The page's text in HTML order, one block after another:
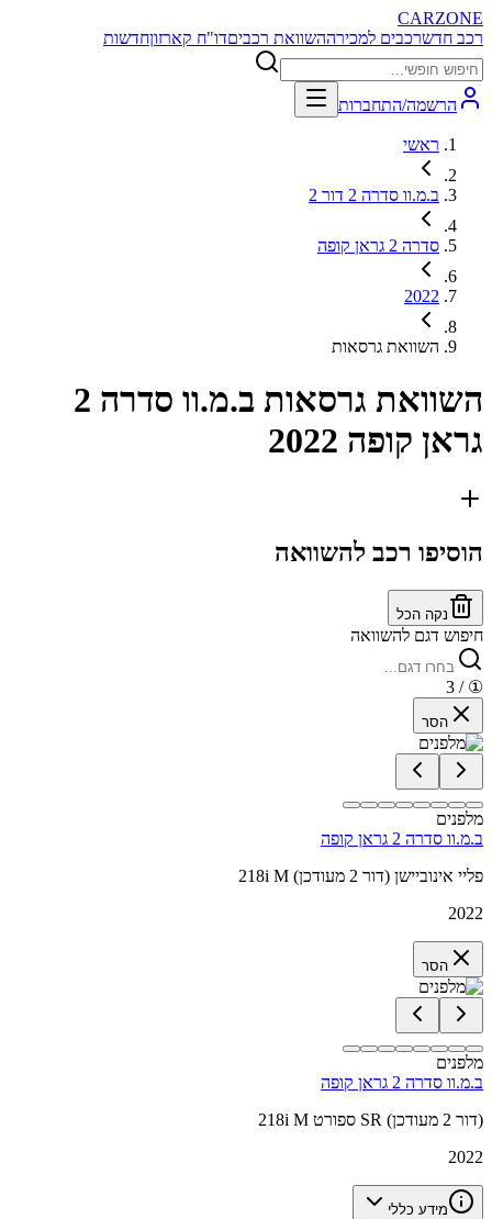
CARZONE
רכב חדשרכבים למכירההשוואת רכביםדו"ח קארזוןחדשות
הרשמה/התחברות
ראשי
ב.מ.וו סדרה 2 דור 2
סדרה 2 גראן קופה
2022
השוואת גרסאות
השוואת גרסאות
ב.מ.וו סדרה 2
גראן קופה 2022
הוסיפו רכב להשוואה
נקה הכל
חיפוש דגם להשוואה
①
/ 3
הסר
מלפנים
ב.מ.וו סדרה 2 גראן קופה
218i M פליי אינוביישן (דור 2 מעודכן)
2022
הסר
מלפנים
ב.מ.וו סדרה 2 גראן קופה
218i M ספורט SR (דור 2 מעודכן)
2022
מידע כללי